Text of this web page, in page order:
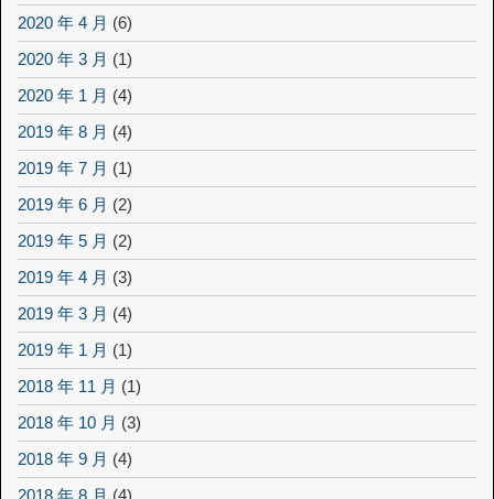
2020 年 4 月 (6)
2020 年 3 月 (1)
2020 年 1 月 (4)
2019 年 8 月 (4)
2019 年 7 月 (1)
2019 年 6 月 (2)
2019 年 5 月 (2)
2019 年 4 月 (3)
2019 年 3 月 (4)
2019 年 1 月 (1)
2018 年 11 月 (1)
2018 年 10 月 (3)
2018 年 9 月 (4)
2018 年 8 月 (4)